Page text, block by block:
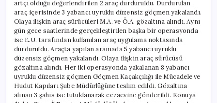
artçı olduğu değerlendirilen 2 araç durduruldu. Durdurulan
araç içerisinde 3 yabancı uyruklu düzensiz göçmen yakalandı.
Olaya ilişkin araç sürücüleri M.A. ve Ö.A. gözaltına alındı. Aynı
gün gece saatlerinde gerçekleştirilen başka bir operasyonda
ise E.U. tarafından kullanılan araç uygulama noktasında
durduruldu. Araçta yapılan aramada 5 yabancı uyruklu
düzensiz göçmen yakalandı. Olaya ilişkin araç sürücüsü
gözaltına alındı. Her iki operasyonda yakalanan 8 yabancı
uyruklu düzensiz göçmen Göçmen Kaçakçılığı ile Mücadele ve
Hudut Kapıları Şube Müdürlüğüne teslim edildi. Gözaltına
alınan 3 şahıs ise tutuklanarak cezaevine gönderildi. Konuya